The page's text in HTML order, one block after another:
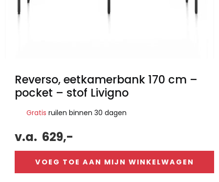
Reverso, eetkamerbank 170 cm –
pocket – stof Livigno
Gratis ruilen binnen 30 dagen
v.a. 629,-
VOEG TOE AAN MIJN WINKELWAGEN